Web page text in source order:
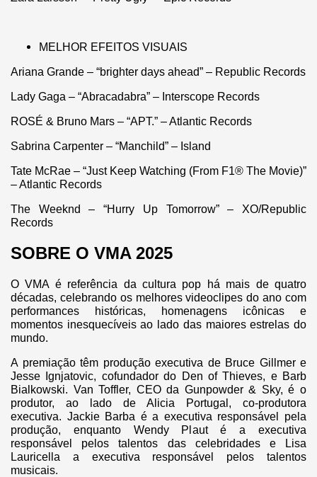
MELHOR EFEITOS VISUAIS
Ariana Grande – “brighter days ahead” – Republic Records
Lady Gaga – “Abracadabra” – Interscope Records
ROSÉ & Bruno Mars – “APT.” – Atlantic Records
Sabrina Carpenter – “Manchild” – Island
Tate McRae – “Just Keep Watching (From F1® The Movie)”
– Atlantic Records
The Weeknd – “Hurry Up Tomorrow” – XO/Republic
Records
SOBRE O VMA 2025
O VMA é referência da cultura pop há mais de quatro
décadas, celebrando os melhores videoclipes do ano com
performances históricas, homenagens icônicas e
momentos inesquecíveis ao lado das maiores estrelas do
mundo.
A premiação têm produção executiva de Bruce Gillmer e
Jesse Ignjatovic, cofundador do Den of Thieves, e Barb
Bialkowski. Van Toffler, CEO da Gunpowder & Sky, é o
produtor, ao lado de Alicia Portugal, co-produtora
executiva. Jackie Barba é a executiva responsável pela
produção, enquanto Wendy Plaut é a executiva
responsável pelos talentos das celebridades e Lisa
Lauricella a executiva responsável pelos talentos
musicais.